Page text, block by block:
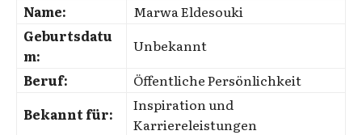
Name:
Marwa Eldesouki
Geburtsdatu
m:
Unbekannt
Beruf:
Öffentliche Persönlichkeit
Bekannt für:
Inspiration und
Karriereleistungen